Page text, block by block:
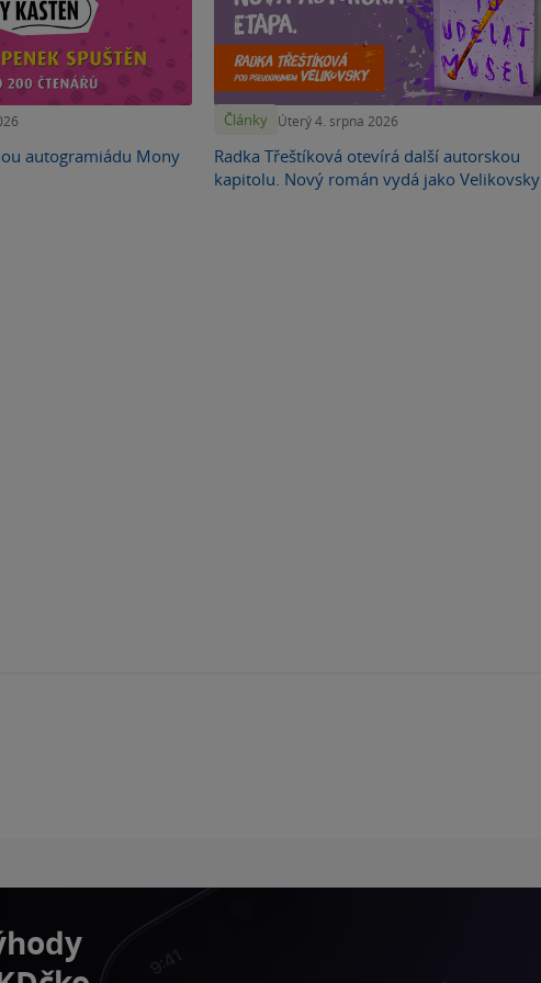
autogramiádu Mony
Články Úterý 4. srpna 2026
Radka Třeštíková otevírá další autorskou
kapitolu. Nový román vydá jako Velikovsky